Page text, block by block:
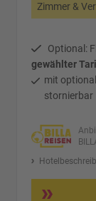
Zimmer &
Optional:
gewählter
mit
stornierbar